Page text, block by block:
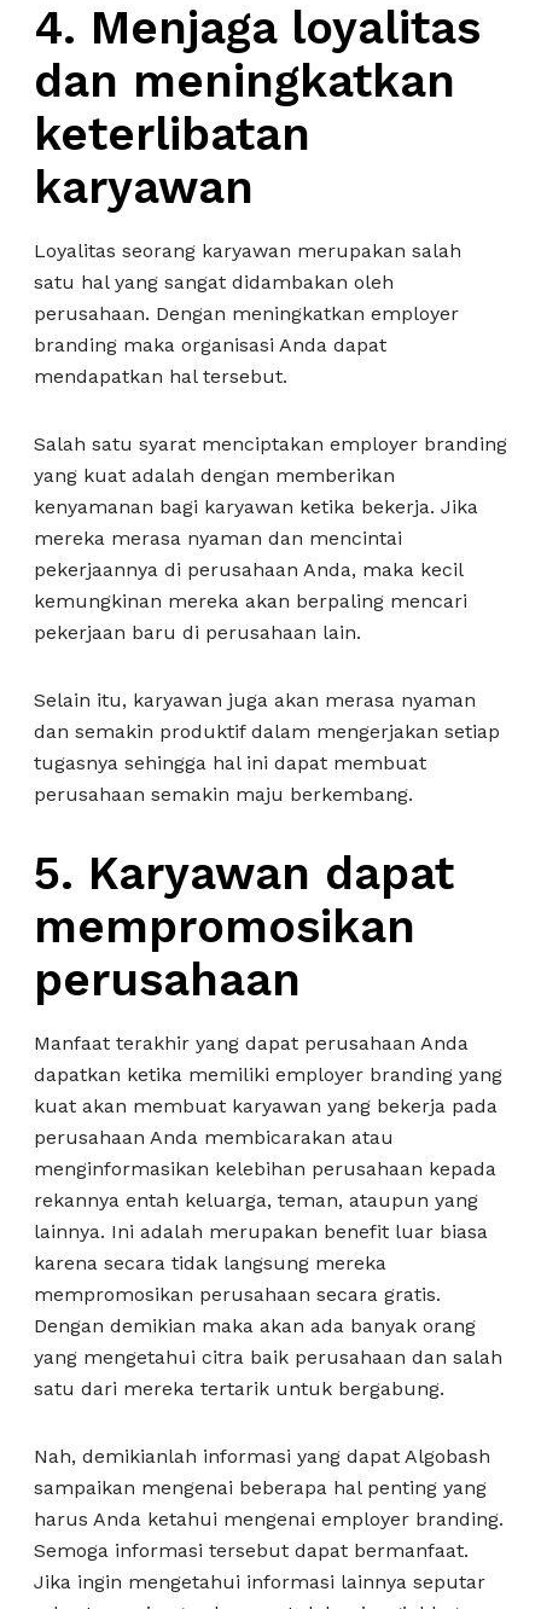
4. Menjaga loyalitas
dan meningkatkan
keterlibatan
karyawan
Loyalitas seorang karyawan merupakan salah
satu hal yang sangat didambakan oleh
perusahaan. Dengan meningkatkan employer
branding maka organisasi Anda dapat
mendapatkan hal tersebut.
Salah satu syarat menciptakan employer branding
yang kuat adalah dengan memberikan
kenyamanan bagi karyawan ketika bekerja. Jika
mereka merasa nyaman dan mencintai
pekerjaannya di perusahaan Anda, maka kecil
kemungkinan mereka akan berpaling mencari
pekerjaan baru di perusahaan lain.
Selain itu, karyawan juga akan merasa nyaman
dan semakin produktif dalam mengerjakan setiap
tugasnya sehingga hal ini dapat membuat
perusahaan semakin maju berkembang.
5. Karyawan dapat
mempromosikan
perusahaan
Manfaat terakhir yang dapat perusahaan Anda
dapatkan ketika memiliki employer branding yang
kuat akan membuat karyawan yang bekerja pada
perusahaan Anda membicarakan atau
menginformasikan kelebihan perusahaan kepada
rekannya entah keluarga, teman, ataupun yang
lainnya. Ini adalah merupakan benefit luar biasa
karena secara tidak langsung mereka
mempromosikan perusahaan secara gratis.
Dengan demikian maka akan ada banyak orang
yang mengetahui citra baik perusahaan dan salah
satu dari mereka tertarik untuk bergabung.
Nah, demikianlah informasi yang dapat Algobash
sampaikan mengenai beberapa hal penting yang
harus Anda ketahui mengenai employer branding.
Semoga informasi tersebut dapat bermanfaat.
Jika ingin mengetahui informasi lainnya seputar